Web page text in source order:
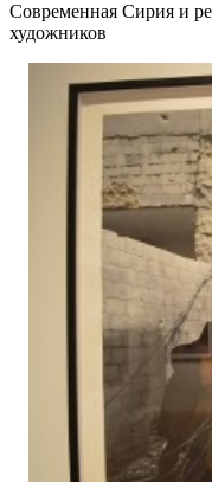
Современная Сирия и
художников